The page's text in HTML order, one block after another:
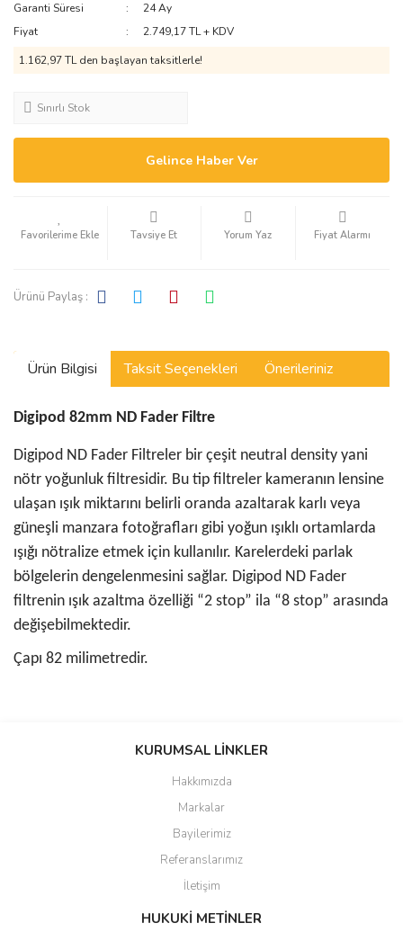
Garanti Süresi
24 Ay
Fiyat
2.749,17 TL + KDV
1.162,97 TL den başlayan taksitlerle!
Sınırlı Stok
Gelince Haber Ver
Tavsiye Et Yorum Yaz Fiyat Alarmı
Ürünü Paylaş :
Ürün Bilgisi Taksit Seçenekleri Önerileriniz
Digipod 82mm ND Fader Filtre
Digipod ND Fader Filtreler bir çeşit neutral density yani
nötr yoğunluk filtresidir. Bu tip filtreler kameranın lensine
ulaşan ışık miktarını belirli oranda azaltarak karlı veya
güneşli manzara fotoğrafları gibi yoğun ışıklı ortamlarda
ışığı nötralize etmek için kullanılır. Karelerdeki parlak
bölgelerin dengelenmesini sağlar. Digipod ND Fader
filtrenin ışık azaltma özelliği “2 stop” ila “8 stop” arasında
değişebilmektedir.
Çapı 82 milimetredir.
tarafımıza iletebilirsiniz.
Ürün resmi kalitesiz, bozuk veya görüntülenemiyor.
Ürün açıklamasında eksik bilgiler bulunuyor.
Ürün bilgilerinde hatalar bulunuyor.
Ürün fiyatı diğer sitelerden daha pahalı.
Bu ürüne benzer farklı alternatifler olmalı.
KURUMSAL LİNKLER
Hakkımızda
Markalar
Bayilerimiz
Referanslarımız
İletişim
HUKUKİ METİNLER